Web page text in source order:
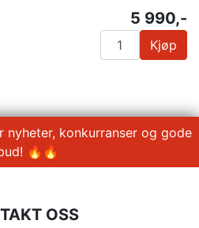
5 990,-
Kjøp
nyheter, konkurranser og gode
🔥🔥
OSS